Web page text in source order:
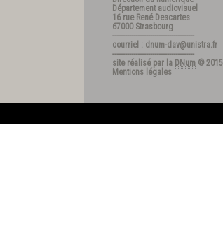
Département audiovisuel
16 rue René Descartes
67000 Strasbourg
---------------------------------------
courriel : dnum-dav@unistra.fr
---------------------------------------
site réalisé par la DNum © 2015
Mentions légales